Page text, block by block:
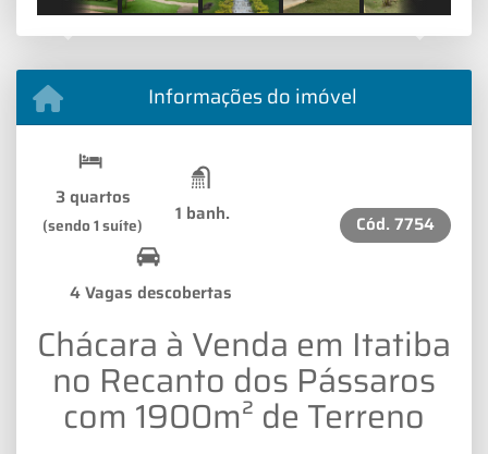
Previous Next
Informações do imóvel
3 quartos
(sendo 1 suíte) 1 banh.
4 Vagas descobertas
Cód. 7754
Chácara à Venda em Itatiba
no Recanto dos Pássaros
com 1900m² de Terreno